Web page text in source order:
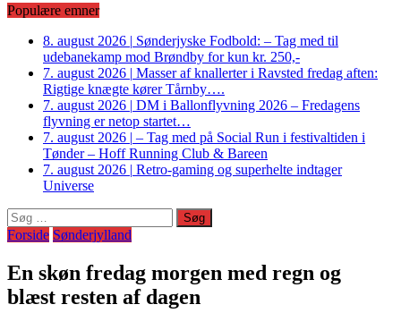
Populære emner
8. august 2026 | Sønderjyske Fodbold: – Tag med til
udebanekamp mod Brøndby for kun kr. 250,-
7. august 2026 | Masser af knallerter i Ravsted fredag aften:
Rigtige knægte kører Tårnby….
7. august 2026 | DM i Ballonflyvning 2026 – Fredagens
flyvning er netop startet…
7. august 2026 | – Tag med på Social Run i festivaltiden i
Tønder – Hoff Running Club & Bareen
7. august 2026 | Retro-gaming og superhelte indtager
Universe
Søg
efter:
Forside Sønderjylland
En skøn fredag morgen med regn og
blæst resten af dagen